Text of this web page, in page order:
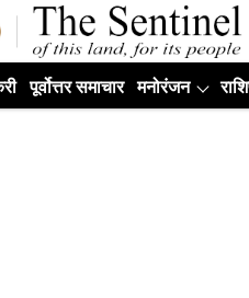
पूर्वोत्तर समाचार मनोरंजन